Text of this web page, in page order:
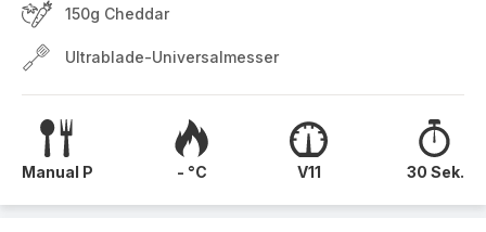
150g Cheddar
Ultrablade-Universalmesser
Manual P - °C V11 30 Sek.